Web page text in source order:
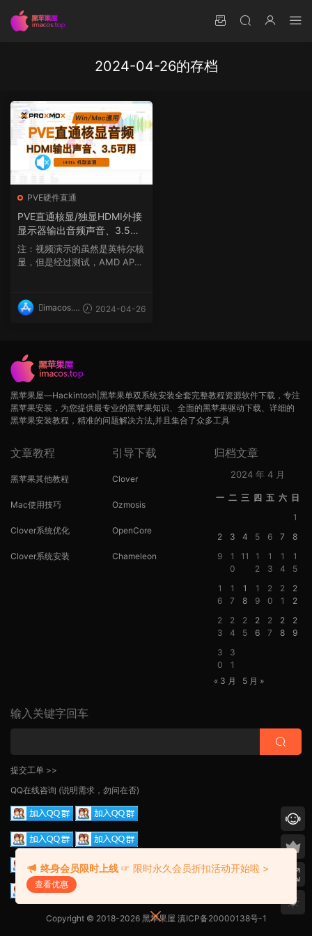
2024-04-26的存档
PVE硬件直通
PVE直通核显/独显HDMI外接
显示器输出音频声音、3.5耳
机扬声器接口输出，Window
s/macOS通用，i44fx机型，
注：视频演示的虽然是英特尔核
显，但是经过测试，AMD APU
imacos.t
2024-04-26
黑苹果屋—Hackintosh|黑苹果单双系统安装全套完整教程资源软件下载，专注
黑苹果安装，为您提供最专业的黑苹果知识、全面的黑苹果驱动下载、详细的
黑苹果安装教程，精准的问题解决方法,并且集合了众多工具
文章教程
黑苹果其他教程
Mac使用技巧
Clover系统优化
Clover系统安装
引导下载
Clover
Ozmosis
OpenCore
Chameleon
归档文章
2024 年 4 月
一 二 三 四 五 六 日
1
2
3 4 5 6 7
8
9
1
0
11
1
2
1
3
1
4
1
5
1
6
1
7
1
8
1
9
2
0
2
1
2
2
2
3
2
4
2
5
2
6
2
7
2
8
2
9
3
0
3
1
« 3 月
5 月 »
输入关键字回车
提交工单 >>
QQ在线咨询 (说明需求，勿问在否)
Copyright © 2018-2026 黑苹果屋 滇ICP备20000138号-1
终身会员限时上线 ☞ 限时永久会员折扣活动开始啦 >
查看优惠